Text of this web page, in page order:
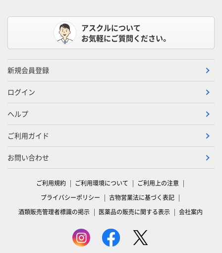
アスクルについて
お気軽にご質問ください。
新規会員登録
ログイン
ヘルプ
ご利用ガイド
お問い合わせ
ご利用規約 ご利用環境について
ご利用上の注意
プライバシーポリシー
古物営業法に基づく表記
酒類販売管理者標識の掲示
医薬品の販売に関する表示 会社案内